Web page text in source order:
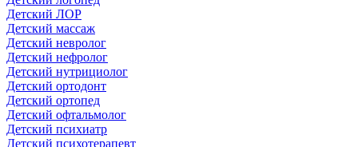
Детский ЛОР
Детский массаж
Детский невролог
Детский нефролог
Детский нутрициолог
Детский ортодонт
Детский ортопед
Детский офтальмолог
Детский психиатр
Детский психотерапевт